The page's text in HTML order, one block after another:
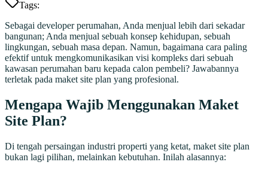
Tags:
Sebagai developer perumahan, Anda menjual lebih dari sekadar
bangunan; Anda menjual sebuah konsep kehidupan, sebuah
lingkungan, sebuah masa depan. Namun, bagaimana cara paling
efektif untuk mengkomunikasikan visi kompleks dari sebuah
kawasan perumahan baru kepada calon pembeli? Jawabannya
terletak pada maket site plan yang profesional.
Mengapa Wajib Menggunakan Maket
Site Plan?
Di tengah persaingan industri properti yang ketat, maket site plan
bukan lagi pilihan, melainkan kebutuhan. Inilah alasannya: